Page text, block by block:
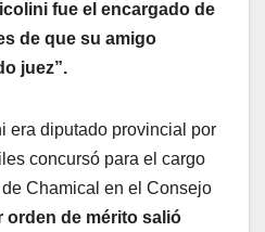
fue el encargado de
de que su amigo
juez”.
era diputado provincial por
concursó para el cargo
Chamical en el Consejo
orden de mérito salió